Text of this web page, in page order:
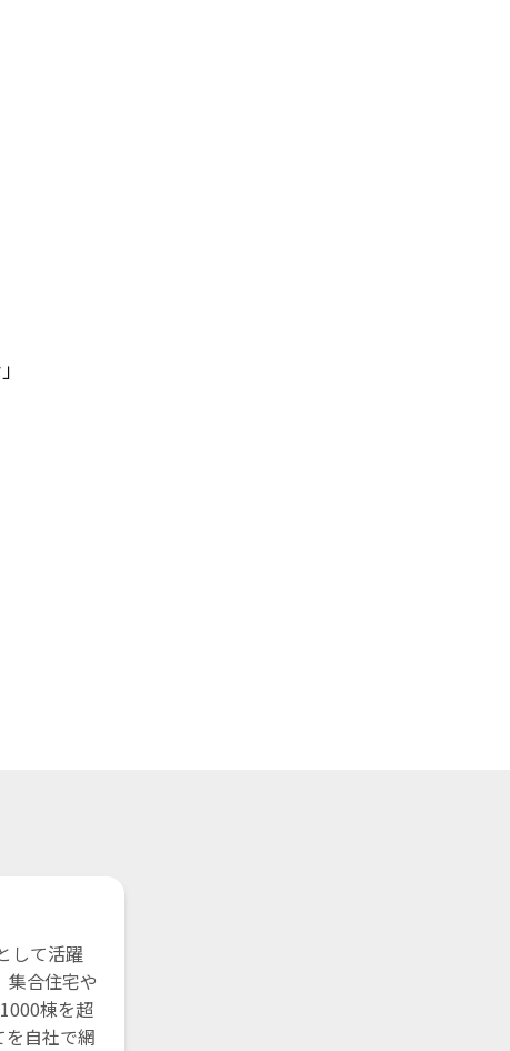
して活躍
集合住宅や
棟を超
を自社で網